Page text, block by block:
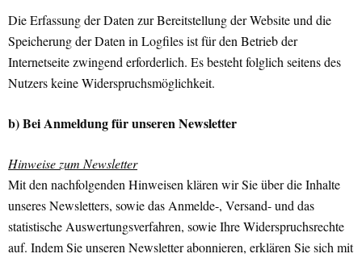
Die Erfassung der Daten zur Bereitstellung der Website und die
Speicherung der Daten in Logfiles ist für den Betrieb der
Internetseite zwingend erforderlich. Es besteht folglich seitens des
Nutzers keine Widerspruchsmöglichkeit.
b) Bei Anmeldung für unseren Newsletter
Hinweise zum Newsletter
Mit den nachfolgenden Hinweisen klären wir Sie über die Inhalte
unseres Newsletters, sowie das Anmelde-, Versand- und das
statistische Auswertungsverfahren, sowie Ihre Widerspruchsrechte
auf. Indem Sie unseren Newsletter abonnieren, erklären Sie sich mit